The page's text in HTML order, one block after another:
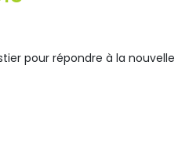
pour répondre à la